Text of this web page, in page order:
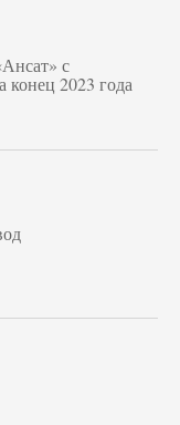
с
конец 2023 года